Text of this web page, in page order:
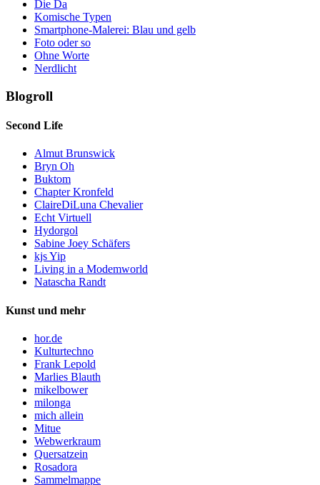
Die Da
Komische Typen
Smartphone-Malerei: Blau und gelb
Foto oder so
Ohne Worte
Nerdlicht
Blogroll
Second Life
Almut Brunswick
Bryn Oh
Buktom
Chapter Kronfeld
ClaireDiLuna Chevalier
Echt Virtuell
Hydorgol
Sabine Joey Schäfers
kjs Yip
Living in a Modemworld
Natascha Randt
Kunst und mehr
hor.de
Kulturtechno
Frank Lepold
Marlies Blauth
mikelbower
milonga
mich allein
Mitue
Webwerkraum
Quersatzein
Rosadora
Sammelmappe